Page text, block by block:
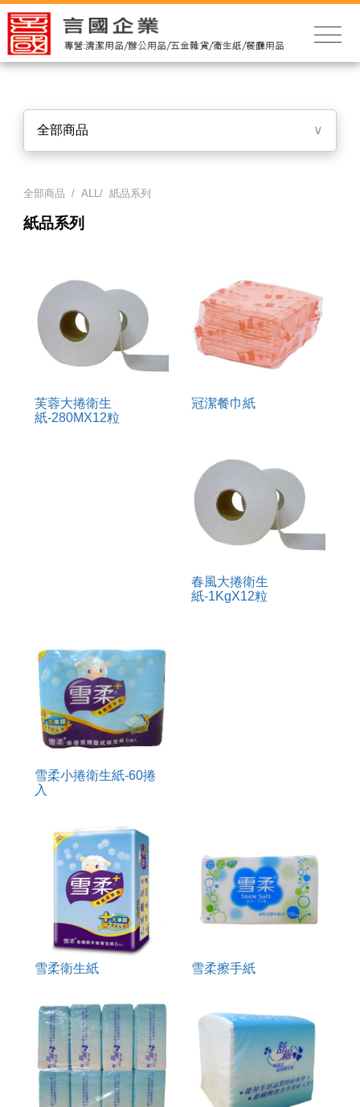
全部商品 ∨
全部商品 / ALL/ 紙品系列
紙品系列
芙蓉大捲衛生
紙-280MX12粒
冠潔餐巾紙
春風大捲衛生
紙-1KgX12粒
雪柔小捲衛生紙-60捲
入
雪柔衛生紙 雪柔擦手紙